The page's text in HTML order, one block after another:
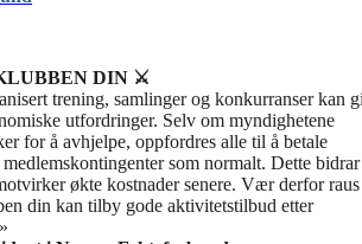
DIN ⚔
trening, samlinger og konkurranser kan
utfordringer. Selv om myndighetene
for å avhjelpe, oppfordres alle til å betale
som normalt. Dette bidrar
økte kostnader senere. Vær derfor raus
din kan tilby gode aktivitetstilbud etter